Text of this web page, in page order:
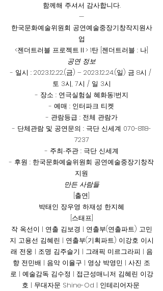
함께해 주셔서 감사합니다.
—
한국문화예술위원회 공연예술중장기창작지원사
업
<젠더트러블 프로젝트Ⅱ> 1탄 [젠더트러블 : 나]
공연 정보
- 일시 : 2023.12.22.(금) – 2023.12.24.(일) 금 8시 /
토 3시, 7시 / 일 3시
- 장소 : 연극실험실 혜화동1번지
- 예매 : 인터파크 티켓
- 관람등급 : 전체 관람가
- 단체관람 및 공연문의 : 극단 신세계 070-8118-
7237
- 주최∙주관 : 극단 신세계
- 후원 : 한국문화예술위원회 공연예술중장기창작
지원
만든 사람들
[출연]
박태인 장우영 하재성 한지혜
[스태프]
작 옥선이 | 연출 김보경 | 연출부(연출파트) 고민
지 고용선 김혜린 | 연출부(기획파트) 이강호 이시
래 전웅 | 조명 김주슬기 | 그래픽 미르그라피 | 음
향 전민배 | 음악 이율구 | 영상 박영민 | 사진 조
로 | 예술감독 김수정 | 접근성매니저 김혜린 이강
호 | 무대자문 Shine-Od | 인테리어자문